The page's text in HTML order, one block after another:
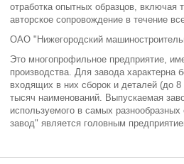
отработка опытных образцов, включая
авторское сопровождение в течение
ОАО "Нижегородский
Это многопрофильное предприятие,
производства. Для завода
входящих в них сборок и деталей (до
тысяч наименований. Выпускаемая
используемого в самых
завод" является головным